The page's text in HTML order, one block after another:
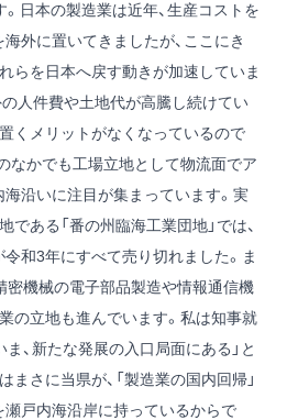
。日本の製造業は近年、生産コストを
外に置いてきましたが、ここにき
らを日本へ戻す動きが加速していま
人件費や土地代が高騰し続けてい
くメリットがなくなっているので
なかでも工場立地として物流面でア
海沿いに注目が集まっています。実
である「番の州臨海工業団地」では、
和3年にすべて売り切れました。ま
密機械の電子部品製造や情報通信機
の立地も進んでいます。私は知事就
ま、新たな発展の入口局面にある」と
まさに当県が、「製造業の国内回帰」
戸内海沿岸に持っているからで